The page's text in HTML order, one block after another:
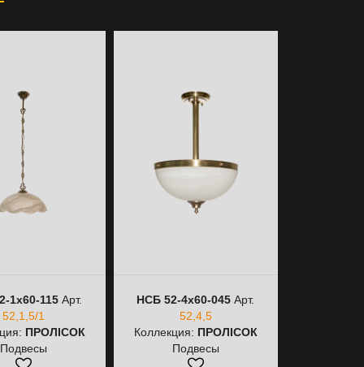
1х60-115Арт.
52,1,5/1
ПРОЛІСОК
Подвесы
НСБ 52-4х60-045 Арт.
52,4,5
Коллекция: ПРОЛІСОК
Подвесы